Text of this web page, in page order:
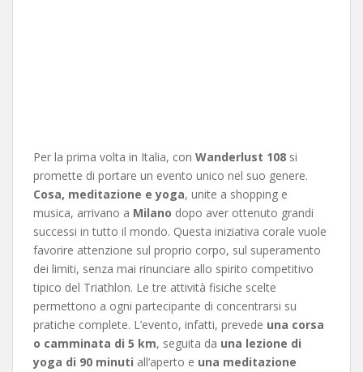
Per la prima volta in Italia, con Wanderlust 108 si
promette di portare un evento unico nel suo genere.
Cosa, meditazione e yoga, unite a shopping e
musica, arrivano a Milano dopo aver ottenuto grandi
successi in tutto il mondo. Questa iniziativa corale vuole
favorire attenzione sul proprio corpo, sul superamento
dei limiti, senza mai rinunciare allo spirito competitivo
tipico del Triathlon. Le tre attività fisiche scelte
permettono a ogni partecipante di concentrarsi su
pratiche complete. L’evento, infatti, prevede una corsa
o camminata di 5 km, seguita da una lezione di
yoga di 90 minuti all’aperto e una meditazione